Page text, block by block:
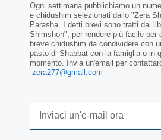
Ogni settimana pubblichiamo un
e chidushim selezionati dallo "Zera
Parasha. I detti brevi sono tratti dai
Shimshon", per rendere più facile per
breve chidushim da condividere con
pasto di Shabbat con la famiglia o in
momento. Invia un'email per
zera277@gmail.com